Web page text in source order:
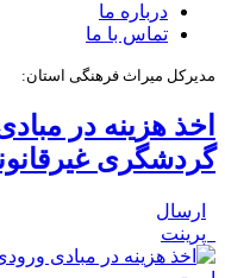
درباره ما
تماس با ما
مدیرکل میراث فرهنگی استان:
اخذ هزینه در
گردشگری
ارسال
پرینت